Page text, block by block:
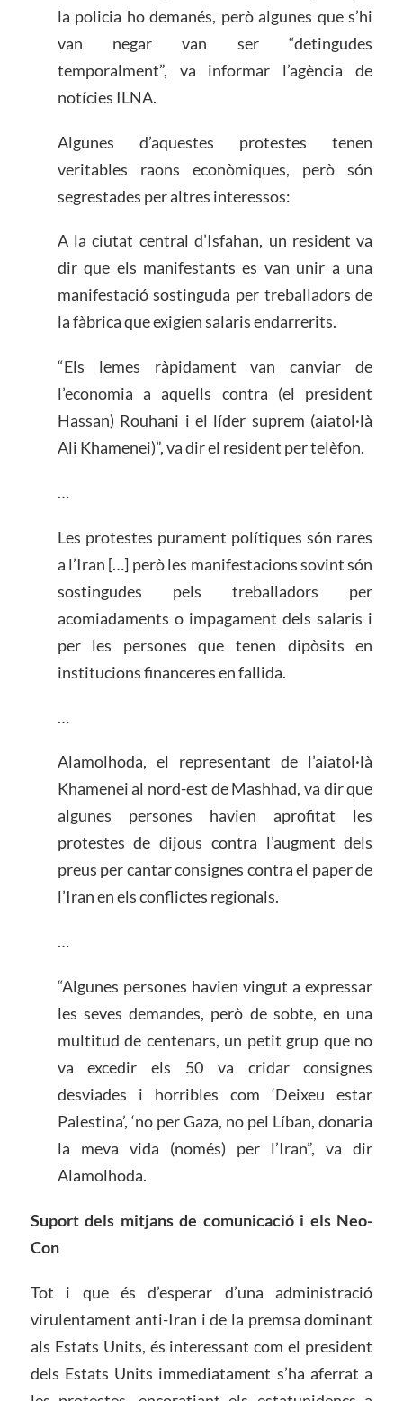
la policia ho demanés, però algunes que s’hi
van negar van ser “detingudes
temporalment”, va informar l’agència de
notícies ILNA.
Algunes d’aquestes protestes tenen
veritables raons econòmiques, però són
segrestades per altres interessos:
A la ciutat central d’Isfahan, un resident va
dir que els manifestants es van unir a una
manifestació sostinguda per treballadors de
la fàbrica que exigien salaris endarrerits.
“Els lemes ràpidament van canviar de
l’economia a aquells contra (el president
Hassan) Rouhani i el líder suprem (aiatol·là
Ali Khamenei)”, va dir el resident per telèfon.
…
Les protestes purament polítiques són rares
a l’Iran […] però les manifestacions sovint són
sostingudes pels treballadors per
acomiadaments o impagament dels salaris i
per les persones que tenen dipòsits en
institucions financeres en fallida.
…
Alamolhoda, el representant de l’aiatol·là
Khamenei al nord-est de Mashhad, va dir que
algunes persones havien aprofitat les
protestes de dijous contra l’augment dels
preus per cantar consignes contra el paper de
l’Iran en els conflictes regionals.
…
“Algunes persones havien vingut a expressar
les seves demandes, però de sobte, en una
multitud de centenars, un petit grup que no
va excedir els 50 va cridar consignes
desviades i horribles com ‘Deixeu estar
Palestina’, ‘no per Gaza, no pel Líban, donaria
la meva vida (només) per l’Iran”, va dir
Alamolhoda.
Suport dels mitjans de comunicació i els Neo-
Con
Tot i que és d’esperar d’una administració
virulentament anti-Iran i de la premsa dominant
als Estats Units, és interessant com el president
dels Estats Units immediatament s’ha aferrat a